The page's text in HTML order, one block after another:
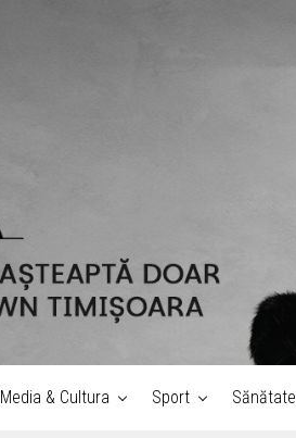
Media & Cultura Sport Sănătate